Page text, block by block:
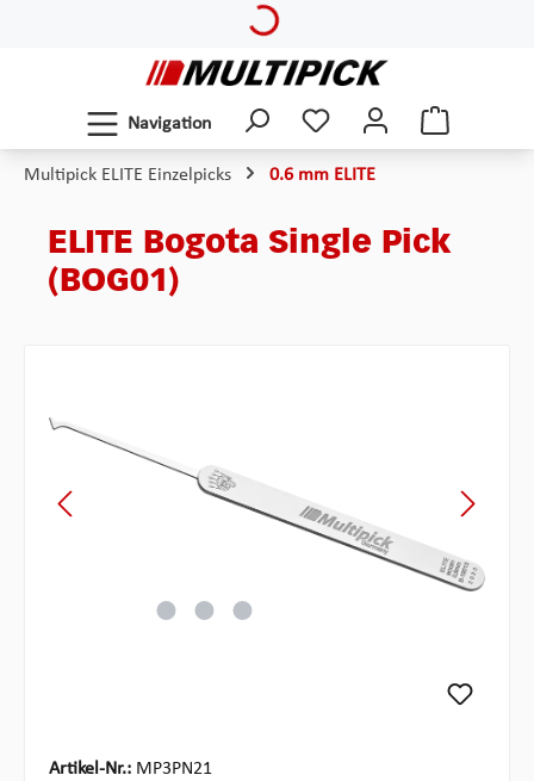
Navigation
Multipick ELITE Einzelpicks 0.6 mm ELITE
ELITE Bogota Single Pick
(BOG01)
Artikel-Nr.: MP3PN21